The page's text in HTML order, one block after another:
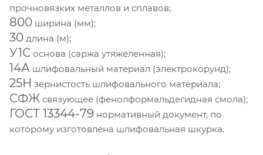
прочновязких металлов и сплавов;
800 ширина (мм);
30 длина (м);
У1С основа (саржа утяжеленная);
14А шлифовальный материал (электрокорунд);
25Н зернистость шлифовального материала;
СФЖ связующее (фенолформальдегидная смола);
ГОСТ 13344-79 нормативный документ, по
которому изготовлена шлифовальная шкурка.